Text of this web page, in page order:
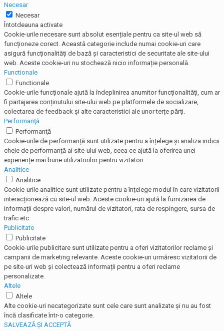
Necesar
Necesar
Întotdeauna activate
Cookie-urile necesare sunt absolut esențiale pentru ca site-ul web să
funcționeze corect. Această categorie include numai cookie-uri care
asigură funcționalități de bază și caracteristici de securitate ale site-ului
web. Aceste cookie-uri nu stochează nicio informație personală.
Functionale
Functionale
Cookie-urile funcționale ajută la îndeplinirea anumitor funcționalități, cum ar
fi partajarea conținutului site-ului web pe platformele de socializare,
colectarea de feedback și alte caracteristici ale unor terțe părți.
Performanţă
Performanţă
Cookie-urile de performanță sunt utilizate pentru a înțelege și analiza indicii
cheie de performanță ai site-ului web, ceea ce ajută la oferirea unei
experiențe mai bune utilizatorilor pentru vizitatori.
Analitice
Analitice
Cookie-urile analitice sunt utilizate pentru a înțelege modul în care vizitatorii
interacționează cu site-ul web. Aceste cookie-uri ajută la furnizarea de
informații despre valori, numărul de vizitatori, rata de respingere, sursa de
trafic etc.
Publicitate
Publicitate
Cookie-urile publicitare sunt utilizate pentru a oferi vizitatorilor reclame și
campanii de marketing relevante. Aceste cookie-uri urmăresc vizitatorii de
pe site-uri web și colectează informații pentru a oferi reclame
personalizate.
Altele
Altele
Alte cookie-uri necategorizate sunt cele care sunt analizate și nu au fost
încă clasificate într-o categorie.
SALVEAZĂ ȘI ACCEPTĂ